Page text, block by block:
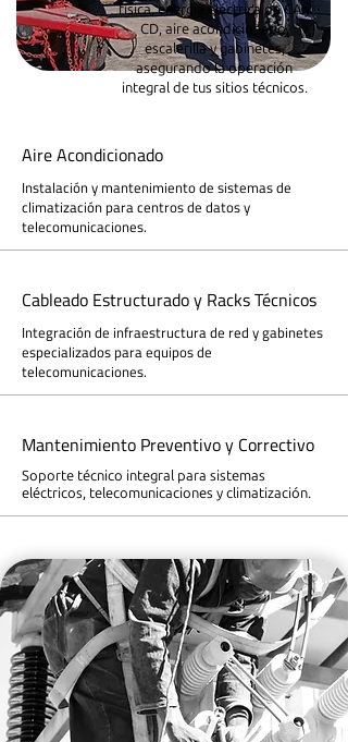
física, energía eléctrica de CA y
CD, aire acondicionado,
escalerilla y gabinetes,
asegurando la operación
integral de tus sitios técnicos.
Aire Acondicionado
Instalación y mantenimiento de sistemas de
climatización para centros de datos y
telecomunicaciones.
Cableado Estructurado y Racks Técnicos
Integración de infraestructura de red y gabinetes
especializados para equipos de
telecomunicaciones.
Mantenimiento Preventivo y Correctivo
Soporte técnico integral para sistemas
eléctricos, telecomunicaciones y climatización.